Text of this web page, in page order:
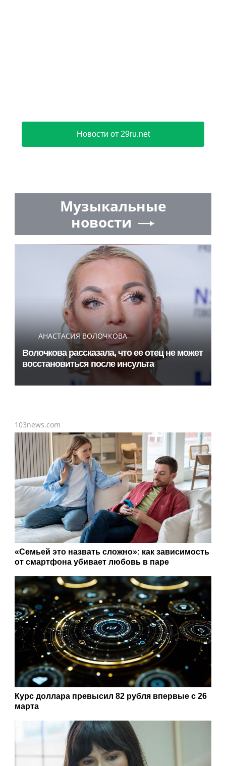
Новости от 29ru.net
Музыкальные
новости
АНАСТАСИЯ ВОЛОЧКОВА
Волочкова рассказала, что ее отец не может
восстановиться после инсульта
103news.com
«Семьей это назвать сложно»: как зависимость
от смартфона убивает любовь в паре
Курс доллара превысил 82 рубля впервые с 26
марта